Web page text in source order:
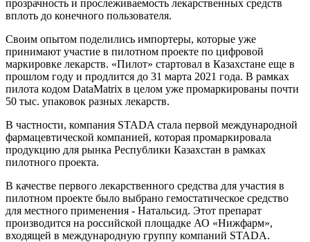
прозрачность и прослеживаемость лекарственных средств
вплоть до конечного пользователя.
Своим опытом поделились импортеры, которые уже
принимают участие в пилотном проекте по цифровой
маркировке лекарств. «Пилот» стартовал в Казахстане еще в
прошлом году и продлится до 31 марта 2021 года. В рамках
пилота кодом DataMatrix в целом уже промаркированы почти
50 тыс. упаковок разных лекарств.
В частности, компания STADA стала первой международной
фармацевтической компанией, которая промаркировала
продукцию для рынка Республики Казахстан в рамках
пилотного проекта.
В качестве первого лекарственного средства для участия в
пилотном проекте было выбрано гемостатическое средство
для местного применения - Натальсид. Этот препарат
производится на российской площадке АО «Нижфарм»,
входящей в международную группу компаний STADA.